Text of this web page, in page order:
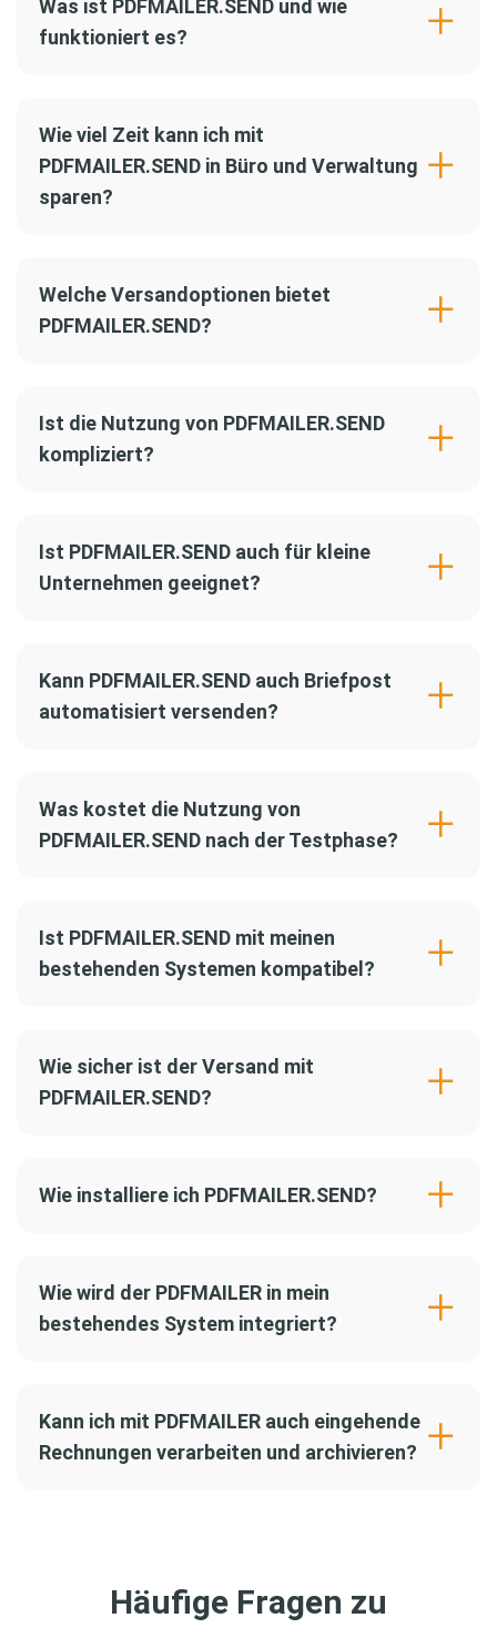
Was ist PDFMAILER.SEND und wie
funktioniert es?
Wie viel Zeit kann ich mit
PDFMAILER.SEND in Büro und Verwaltung
sparen?
Welche Versandoptionen bietet
PDFMAILER.SEND?
Ist die Nutzung von PDFMAILER.SEND
kompliziert?
Ist PDFMAILER.SEND auch für kleine
Unternehmen geeignet?
Kann PDFMAILER.SEND auch Briefpost
automatisiert versenden?
Was kostet die Nutzung von
PDFMAILER.SEND nach der Testphase?
Ist PDFMAILER.SEND mit meinen
bestehenden Systemen kompatibel?
Wie sicher ist der Versand mit
PDFMAILER.SEND?
Wie installiere ich PDFMAILER.SEND?
Wie wird der PDFMAILER in mein
bestehendes System integriert?
Kann ich mit PDFMAILER auch eingehende
Rechnungen verarbeiten und archivieren?
Häufige Fragen zu